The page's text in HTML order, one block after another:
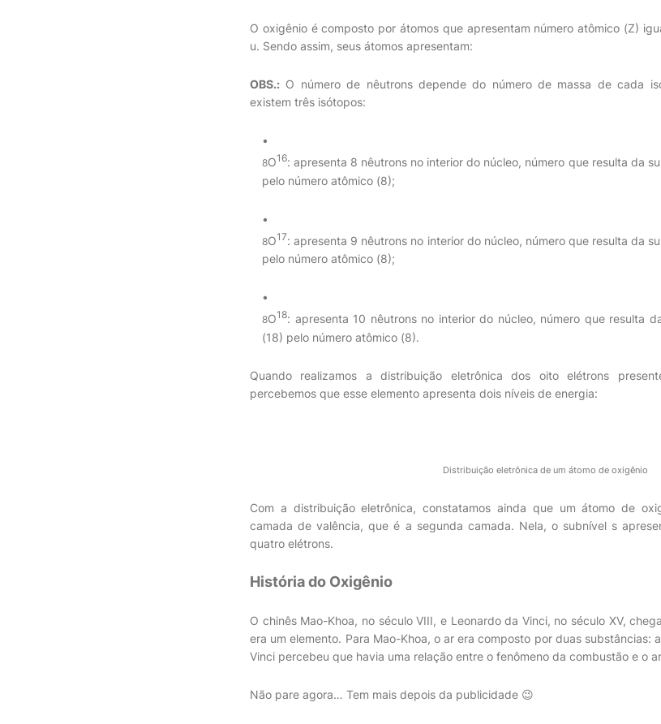
O oxigênio é composto por átomos que apresentam número atômico (Z)
u. Sendo assim, seus átomos apresentam:
OBS.: O número de nêutrons depende do número de massa de cada
existem três isótopos:
8O16: apresenta 8 nêutrons no interior do núcleo, número que resulta da
pelo número atômico (8);
8O17: apresenta 9 nêutrons no interior do núcleo, número que resulta da
pelo número atômico (8);
8O18: apresenta 10 nêutrons no interior do núcleo, número que resulta
(18) pelo número atômico (8).
Quando realizamos a distribuição eletrônica dos oito elétrons
percebemos que esse elemento apresenta dois níveis de energia:
Distribuição eletrônica de um átomo de oxigênio
Com a distribuição eletrônica, constatamos ainda que um átomo de
camada de valência, que é a segunda camada. Nela, o subnível s
quatro elétrons.
História do Oxigênio
O chinês Mao-Khoa, no século VIII, e Leonardo da Vinci, no século XV,
era um elemento. Para Mao-Khoa, o ar era composto por duas substâncias:
Vinci percebeu que havia uma relação entre o fenômeno da combustão e o
Não pare agora… Tem mais depois da publicidade 😉